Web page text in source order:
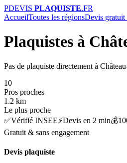
PDEVIS PLAQUISTE.FR
AccueilToutes les régionsDevis
Plaquistes à
Pas de plaquiste directement à
10
Pros proches
1.2 km
Le plus proche
✅Vérifié INSEE⚡Devis en 2 min💰
Gratuit & sans engagement
Devis plaquiste